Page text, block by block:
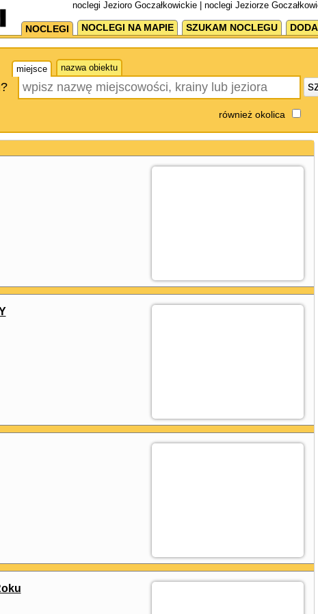
noclegi Jezioro Goczałkowickie | noclegi Jeziorze
NOCLEGI NOCLEGI NA MAPIE SZUKAM NOCLEGU
miejsce nazwa obiektu
również okolica